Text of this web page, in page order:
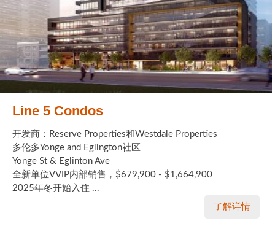
Line 5 Condos
开发商：Reserve Properties和Westdale Properties
多伦多Yonge and Eglington社区
Yonge St & Eglinton Ave
全新单位VVIP内部销售，$679,900 - $1,664,900
2025年冬开始入住 ...
了解详情